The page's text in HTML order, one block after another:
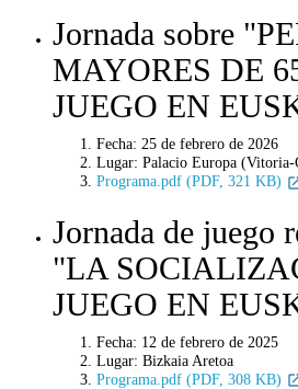
Jornada sobre
MAYORES DE
JUEGO EN
Fecha: 25 de febrero de 2026
Lugar: Palacio Europa (Vitoria-
Programa.pdf (PDF, 321 KB)
Jornada de juego
"LA
JUEGO EN
Fecha: 12 de febrero de 2025
Lugar: Bizkaia Aretoa
Programa.pdf (PDF, 308 KB)